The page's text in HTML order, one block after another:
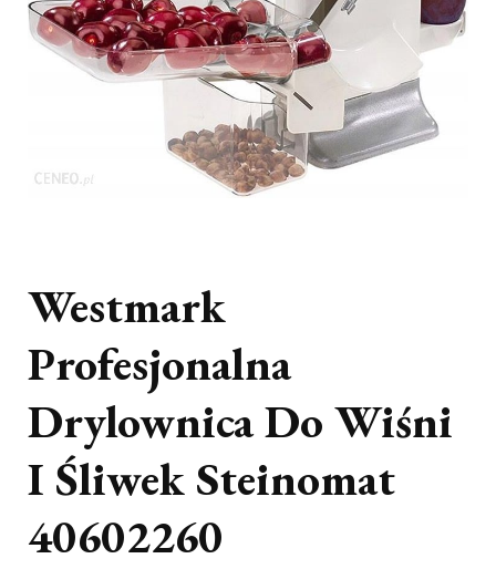
Westmark
Profesjonalna
Drylownica Do Wiśni
I Śliwek Steinomat
40602260